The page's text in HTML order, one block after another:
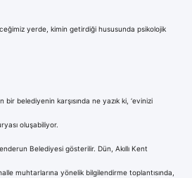
yerde, kimin getirdiği hususunda psikolojik
belediyenin karşısında ne yazık ki, ‘evinizi
oluşabiliyor.
Belediyesi gösterilir. Dün, Akıllı Kent
muhtarlarına yönelik bilgilendirme toplantısında,